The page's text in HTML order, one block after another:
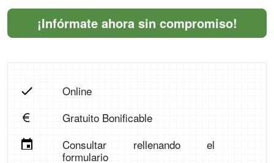
¡Infórmate ahora sin compromiso!
Online
Gratuito Bonificable
Consultar rellenando el
formulario